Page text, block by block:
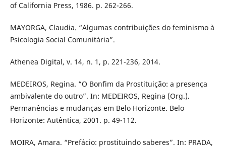
of California Press, 1986. p. 262-266.
MAYORGA, Claudia. “Algumas contribuições do feminismo à
Psicologia Social Comunitária”.
Athenea Digital, v. 14, n. 1, p. 221-236, 2014.
MEDEIROS, Regina. “O Bonfim da Prostituição: a presença
ambivalente do outro”. In: MEDEIROS, Regina (Org.).
Permanências e mudanças em Belo Horizonte. Belo
Horizonte: Autêntica, 2001. p. 49-112.
MOIRA, Amara. “Prefácio: prostituindo saberes”. In: PRADA,